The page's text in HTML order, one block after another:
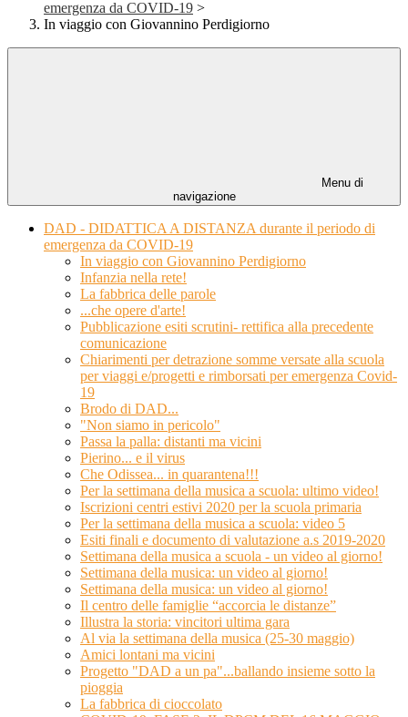
emergenza da COVID-19 >
In viaggio con Giovannino Perdigiorno
Menu di
navigazione
DAD - DIDATTICA A DISTANZA durante il periodo di
emergenza da COVID-19
In viaggio con Giovannino Perdigiorno
Infanzia nella rete!
La fabbrica delle parole
...che opere d'arte!
Pubblicazione esiti scrutini- rettifica alla precedente
comunicazione
Chiarimenti per detrazione somme versate alla scuola
per viaggi e/progetti e rimborsati per emergenza Covid-
19
Brodo di DAD...
"Non siamo in pericolo"
Passa la palla: distanti ma vicini
Pierino... e il virus
Che Odissea... in quarantena!!!
Per la settimana della musica a scuola: ultimo video!
Iscrizioni centri estivi 2020 per la scuola primaria
Per la settimana della musica a scuola: video 5
Esiti finali e documento di valutazione a.s 2019-2020
Settimana della musica a scuola - un video al giorno!
Settimana della musica: un video al giorno!
Settimana della musica: un video al giorno!
Il centro delle famiglie “accorcia le distanze”
Illustra la storia: vincitori ultima gara
Al via la settimana della musica (25-30 maggio)
Amici lontani ma vicini
Progetto "DAD a un pa"...ballando insieme sotto la
pioggia
La fabbrica di cioccolato